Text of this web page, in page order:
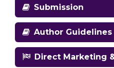
Submission
Author Guidelines
Direct Marketing